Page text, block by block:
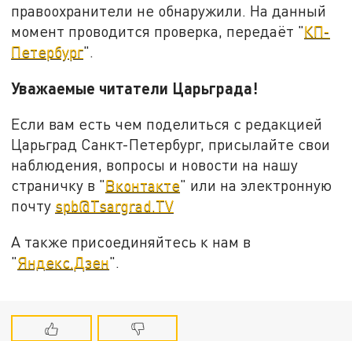
правоохранители не обнаружили. На данный
момент проводится проверка, передаёт "КП-
Петербург".
Уважаемые читатели Царьграда!
Если вам есть чем поделиться с редакцией
Царьград Санкт-Петербург, присылайте свои
наблюдения, вопросы и новости на нашу
страничку в "Вконтакте" или на электронную
почту spb@Tsargrad.TV
А также присоединяйтесь к нам в
"Яндекс.Дзен".